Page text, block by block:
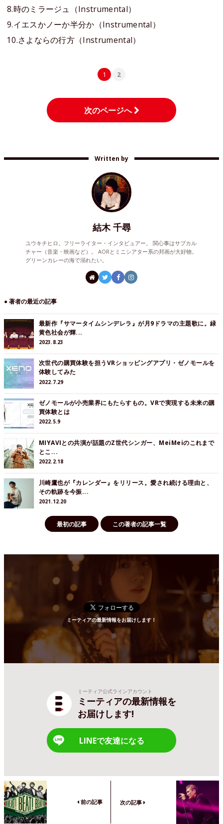
8.時のミラージュ（Instrumental）
9.イエスかノーか半分か（Instrumental）
10.さよならの行方（Instrumental）
1 2
次のページへ
Written by
結木 千尋
ユウキチヒロ。フリーライター・インタビュアー。 関心事はサブカル
チャー（音楽・映画など）。 AORとミニシアター系の邦画が大好物。
グリーンカレーの海で溺れたい。
● 著者の最近の記事
最新作『サマータイムシンデレラ』が月9ドラマの主題歌に。緑
黄色社会が輝...
2023.8.23
次世代の購買体験を担うVRショッピングアプリ・ゼノモールを
体験してみた
2022.7.29
ゼノモールが小売業界にもたらすもの。VRで実現する未来の購
買体験とは
2022.5.9
MIYAVIとの共演が話題のZ世代シンガー、MeiMeiのこれまで
とこ...
2022.2.18
川崎鷹也が『カレンダー』をリリース。愛され続ける理由と、
その軌跡を今振...
2021.12.20
最初の記事 この著者の記事一覧
ミーティアの最新情報をお届けします！
ミーティア公式ラインアカウント
ミーティアの最新情報を
お届けします!
LINEで友達になる
前の記事 次の記事